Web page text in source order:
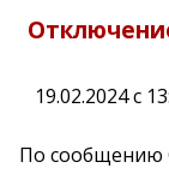
19.02.2024 с
По сообщению